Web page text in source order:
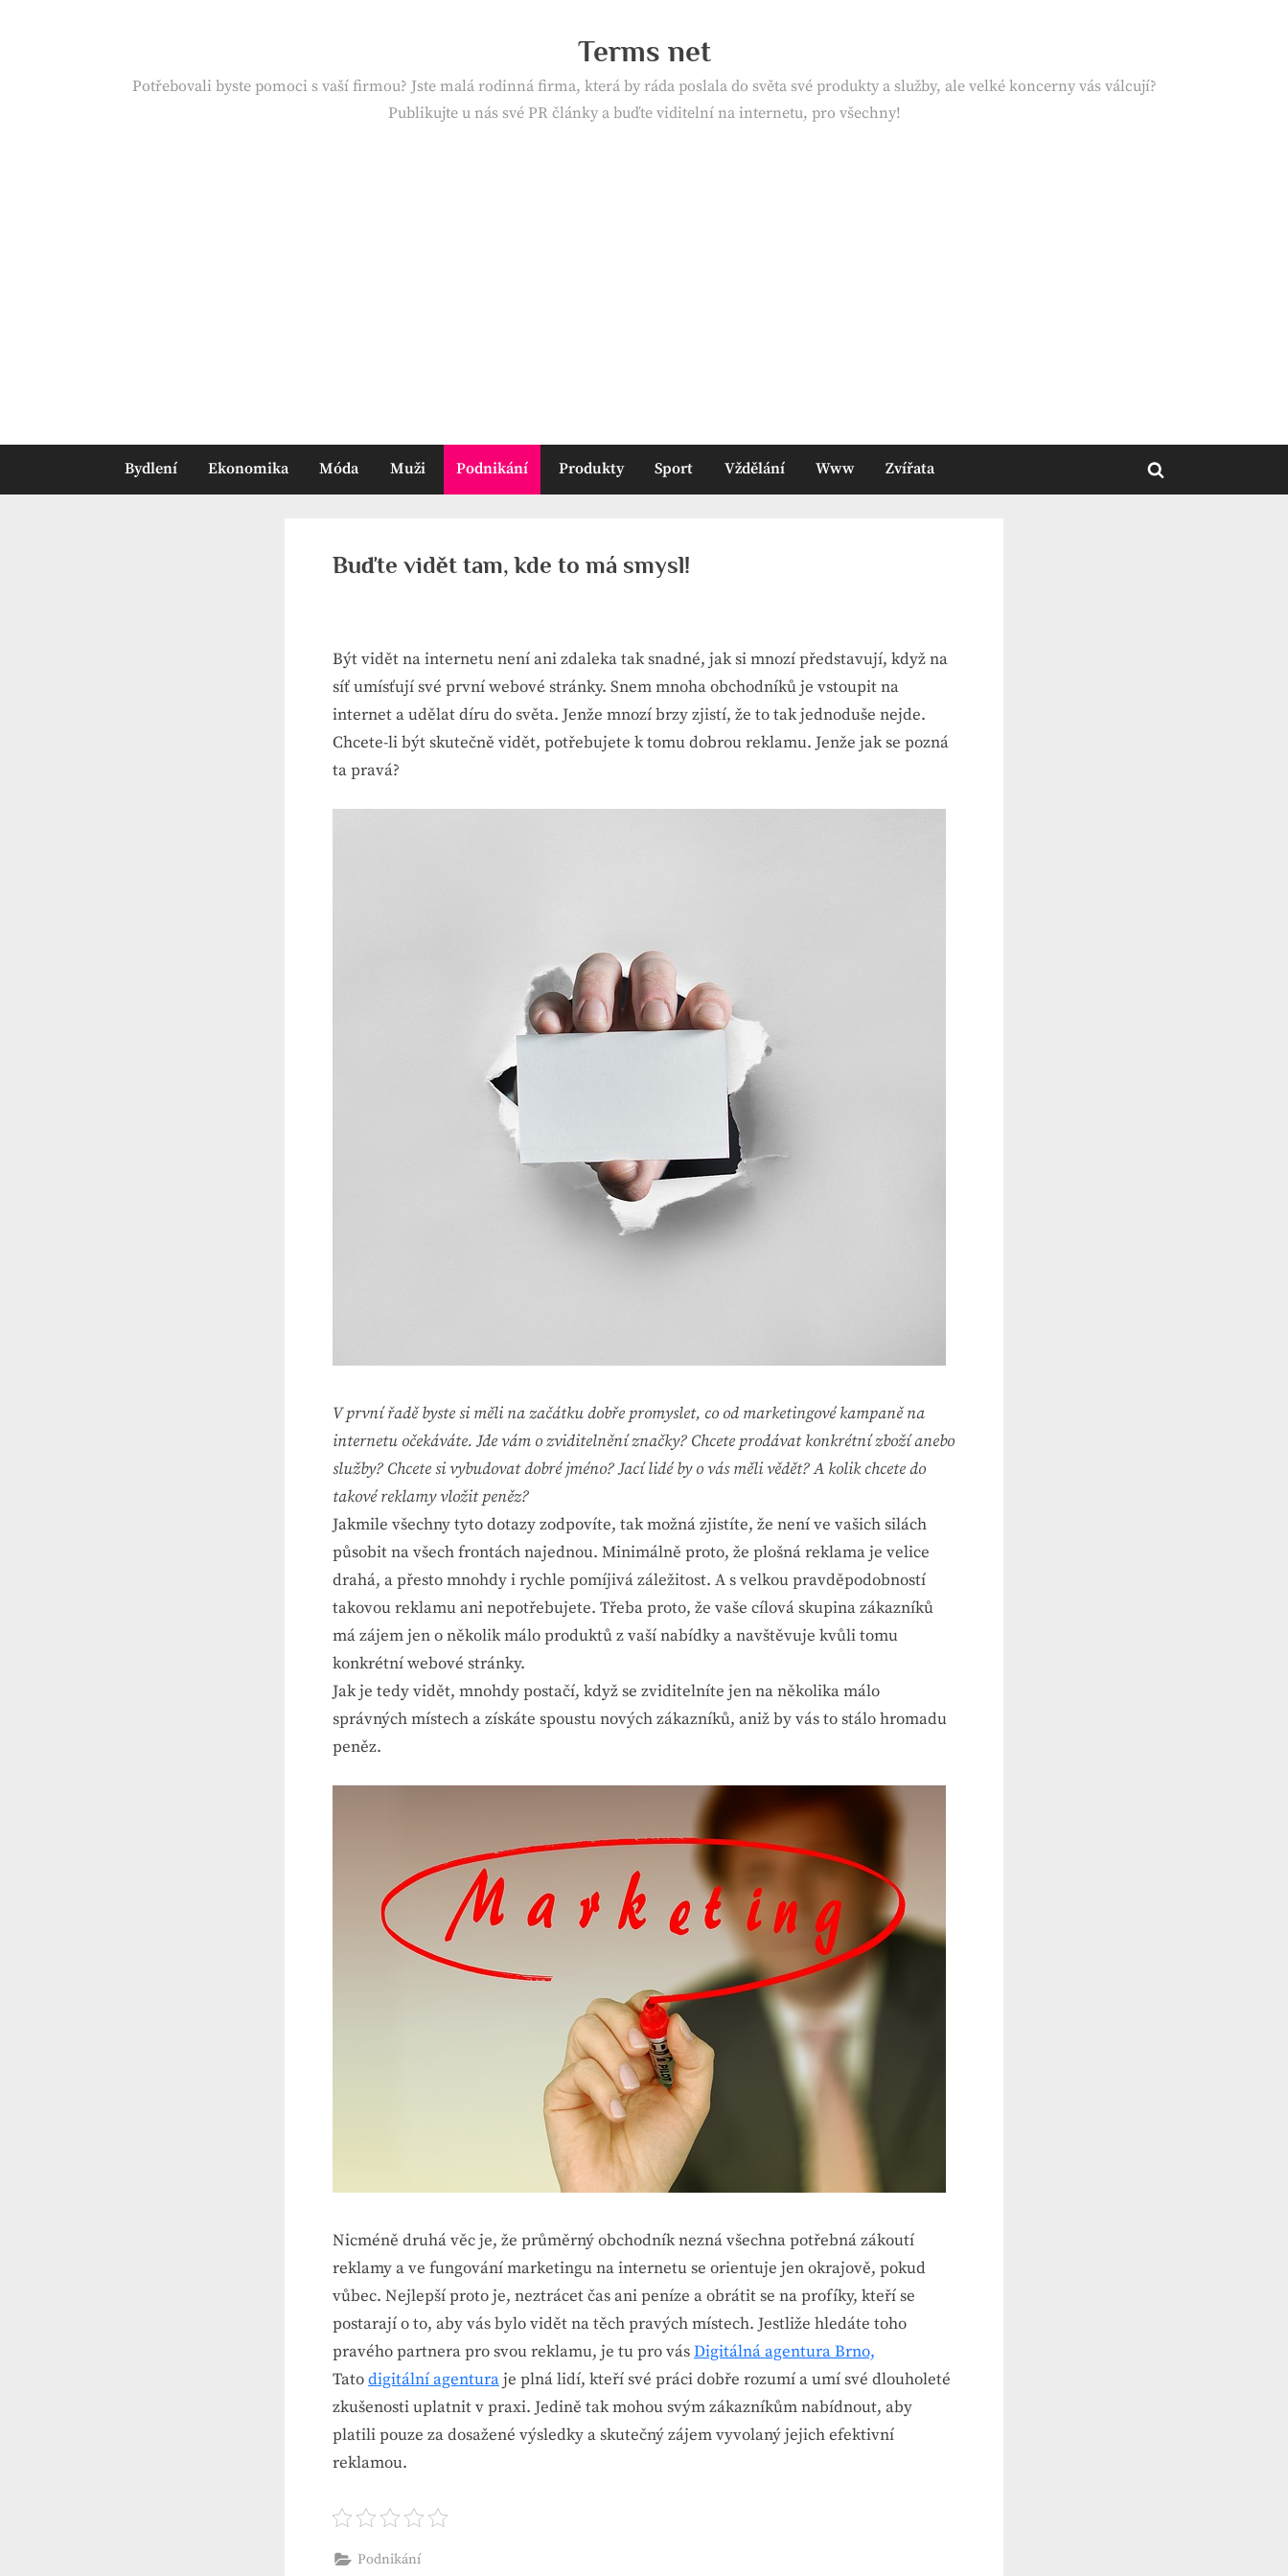
Terms net
Potřebovali byste pomoci s vaší firmou? Jste malá rodinná firma, která by ráda poslala do světa své produkty a služby, ale velké koncerny vás válcují?
Publikujte u nás své PR články a buďte viditelní na internetu, pro všechny!
Bydlení Ekonomika Móda Muži Podnikání Produkty Sport Vždělání Www Zvířata
Toggle
Buďte vidět tam, kde to má smysl!
Být vidět na internetu není ani zdaleka tak snadné, jak si mnozí představují, když na
síť umísťují své první webové stránky. Snem mnoha obchodníků je vstoupit na
internet a udělat díru do světa. Jenže mnozí brzy zjistí, že to tak jednoduše nejde.
Chcete-li být skutečně vidět, potřebujete k tomu dobrou reklamu. Jenže jak se pozná
ta pravá?
V první řadě byste si měli na začátku dobře promyslet, co od marketingové kampaně na
internetu očekáváte. Jde vám o zviditelnění značky? Chcete prodávat konkrétní zboží anebo
služby? Chcete si vybudovat dobré jméno? Jací lidé by o vás měli vědět? A kolik chcete do
takové reklamy vložit peněz?
Jakmile všechny tyto dotazy zodpovíte, tak možná zjistíte, že není ve vašich silách
působit na všech frontách najednou. Minimálně proto, že plošná reklama je velice
drahá, a přesto mnohdy i rychle pomíjivá záležitost. A s velkou pravděpodobností
takovou reklamu ani nepotřebujete. Třeba proto, že vaše cílová skupina zákazníků
má zájem jen o několik málo produktů z vaší nabídky a navštěvuje kvůli tomu
konkrétní webové stránky.
Jak je tedy vidět, mnohdy postačí, když se zviditelníte jen na několika málo
správných místech a získáte spoustu nových zákazníků, aniž by vás to stálo hromadu
peněz.
Nicméně druhá věc je, že průměrný obchodník nezná všechna potřebná zákoutí
reklamy a ve fungování marketingu na internetu se orientuje jen okrajově, pokud
vůbec. Nejlepší proto je, neztrácet čas ani peníze a obrátit se na profíky, kteří se
postarají o to, aby vás bylo vidět na těch pravých místech. Jestliže hledáte toho
pravého partnera pro svou reklamu, je tu pro vásDigitálná agentura Brno,
Tatodigitální agenturaje plná lidí, kteří své práci dobře rozumí a umí své dlouholeté
zkušenosti uplatnit v praxi. Jedině tak mohou svým zákazníkům nabídnout, aby
platili pouze za dosažené výsledky a skutečný zájem vyvolaný jejich efektivní
reklamou.
Podnikání